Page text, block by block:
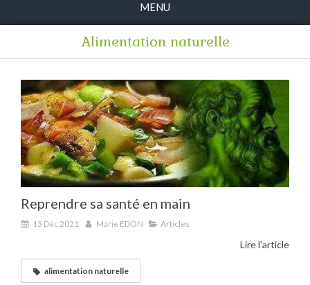
MENU
Alimentation naturelle
Reprendre sa santé en main
13 Déc 2021 Marie EDON Articles
Lire l'article
alimentation naturelle